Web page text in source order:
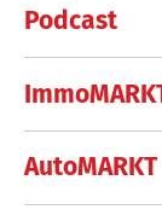
Podcast
AutoMARKT